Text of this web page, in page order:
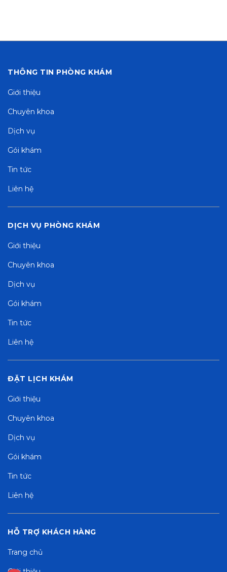
THÔNG TIN PHÒNG KHÁM
Giới thiệu
Chuyên khoa
Dịch vụ
Gói khám
Tin tức
Liên hệ
DỊCH VỤ PHÒNG KHÁM
Giới thiệu
Chuyên khoa
Dịch vụ
Gói khám
Tin tức
Liên hệ
ĐẶT LỊCH KHÁM
Giới thiệu
Chuyên khoa
Dịch vụ
Gói khám
Tin tức
Liên hệ
HỖ TRỢ KHÁCH HÀNG
Trang chủ